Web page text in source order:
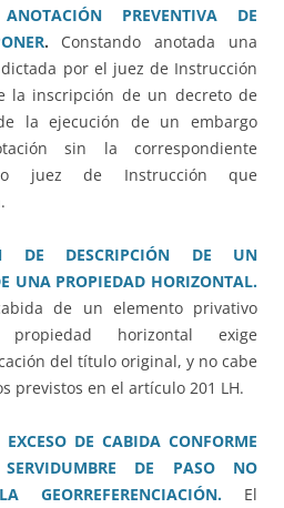
PREVENTIVA DE
. Constando anotada una
por el juez de Instrucción
la inscripción de un decreto de
la ejecución de un embargo
sin la correspondiente
juez de Instrucción que
DE DESCRIPCIÓN DE UN
UNA PROPIEDAD HORIZONTAL.
de un elemento privativo
horizontal exige
del título original, y no cabe
previstos en el artículo 201 LH.
DE CABIDA CONFORME
DE PASO NO
El